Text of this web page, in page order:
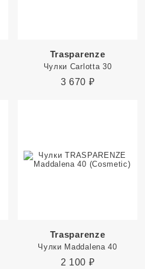
Trasparenze
Чулки Carlotta 30
3 670 ₽
Trasparenze
Чулки Maddalena 40
2 100 ₽